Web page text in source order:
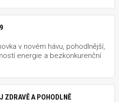
v novém hávu, pohodlnější,
energie a bezkonkurenční
ZDRAVĚ A POHODLNĚ